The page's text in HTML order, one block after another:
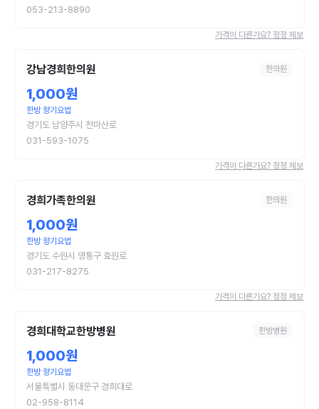
053-213-8890
가격이 다른가요? 정정 제보
강남경희한의원 한의원
1,000원
한방 향기요법
경기도 남양주시 천마산로
031-593-1075
가격이 다른가요? 정정 제보
경희가족한의원 한의원
1,000원
한방 향기요법
경기도 수원시 영통구 효원로
031-217-8275
가격이 다른가요? 정정 제보
경희대학교한방병원 한방병원
1,000원
한방 향기요법
서울특별시 동대문구 경희대로
02-958-8114